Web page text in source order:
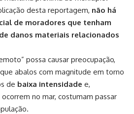
desta reportagem, não há
de moradores que tenham
danos materiais relacionados
possa causar preocupação,
abalos com magnitude em torno
de baixa intensidade e,
no mar, costumam passar